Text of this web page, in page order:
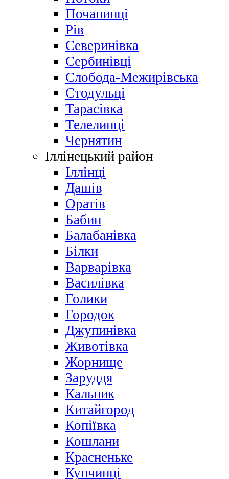
Почапинці
Рів
Северинівка
Сербинівці
Слобода-Межирівська
Стодульці
Тарасівка
Телелинці
Чернятин
Іллінецький район
Іллінці
Дашів
Оратів
Бабин
Балабанівка
Білки
Варварівка
Василівка
Голики
Городок
Джупинівка
Животівка
Жорнище
Заруддя
Кальник
Китайгород
Копіївка
Кошлани
Красненьке
Купчинці